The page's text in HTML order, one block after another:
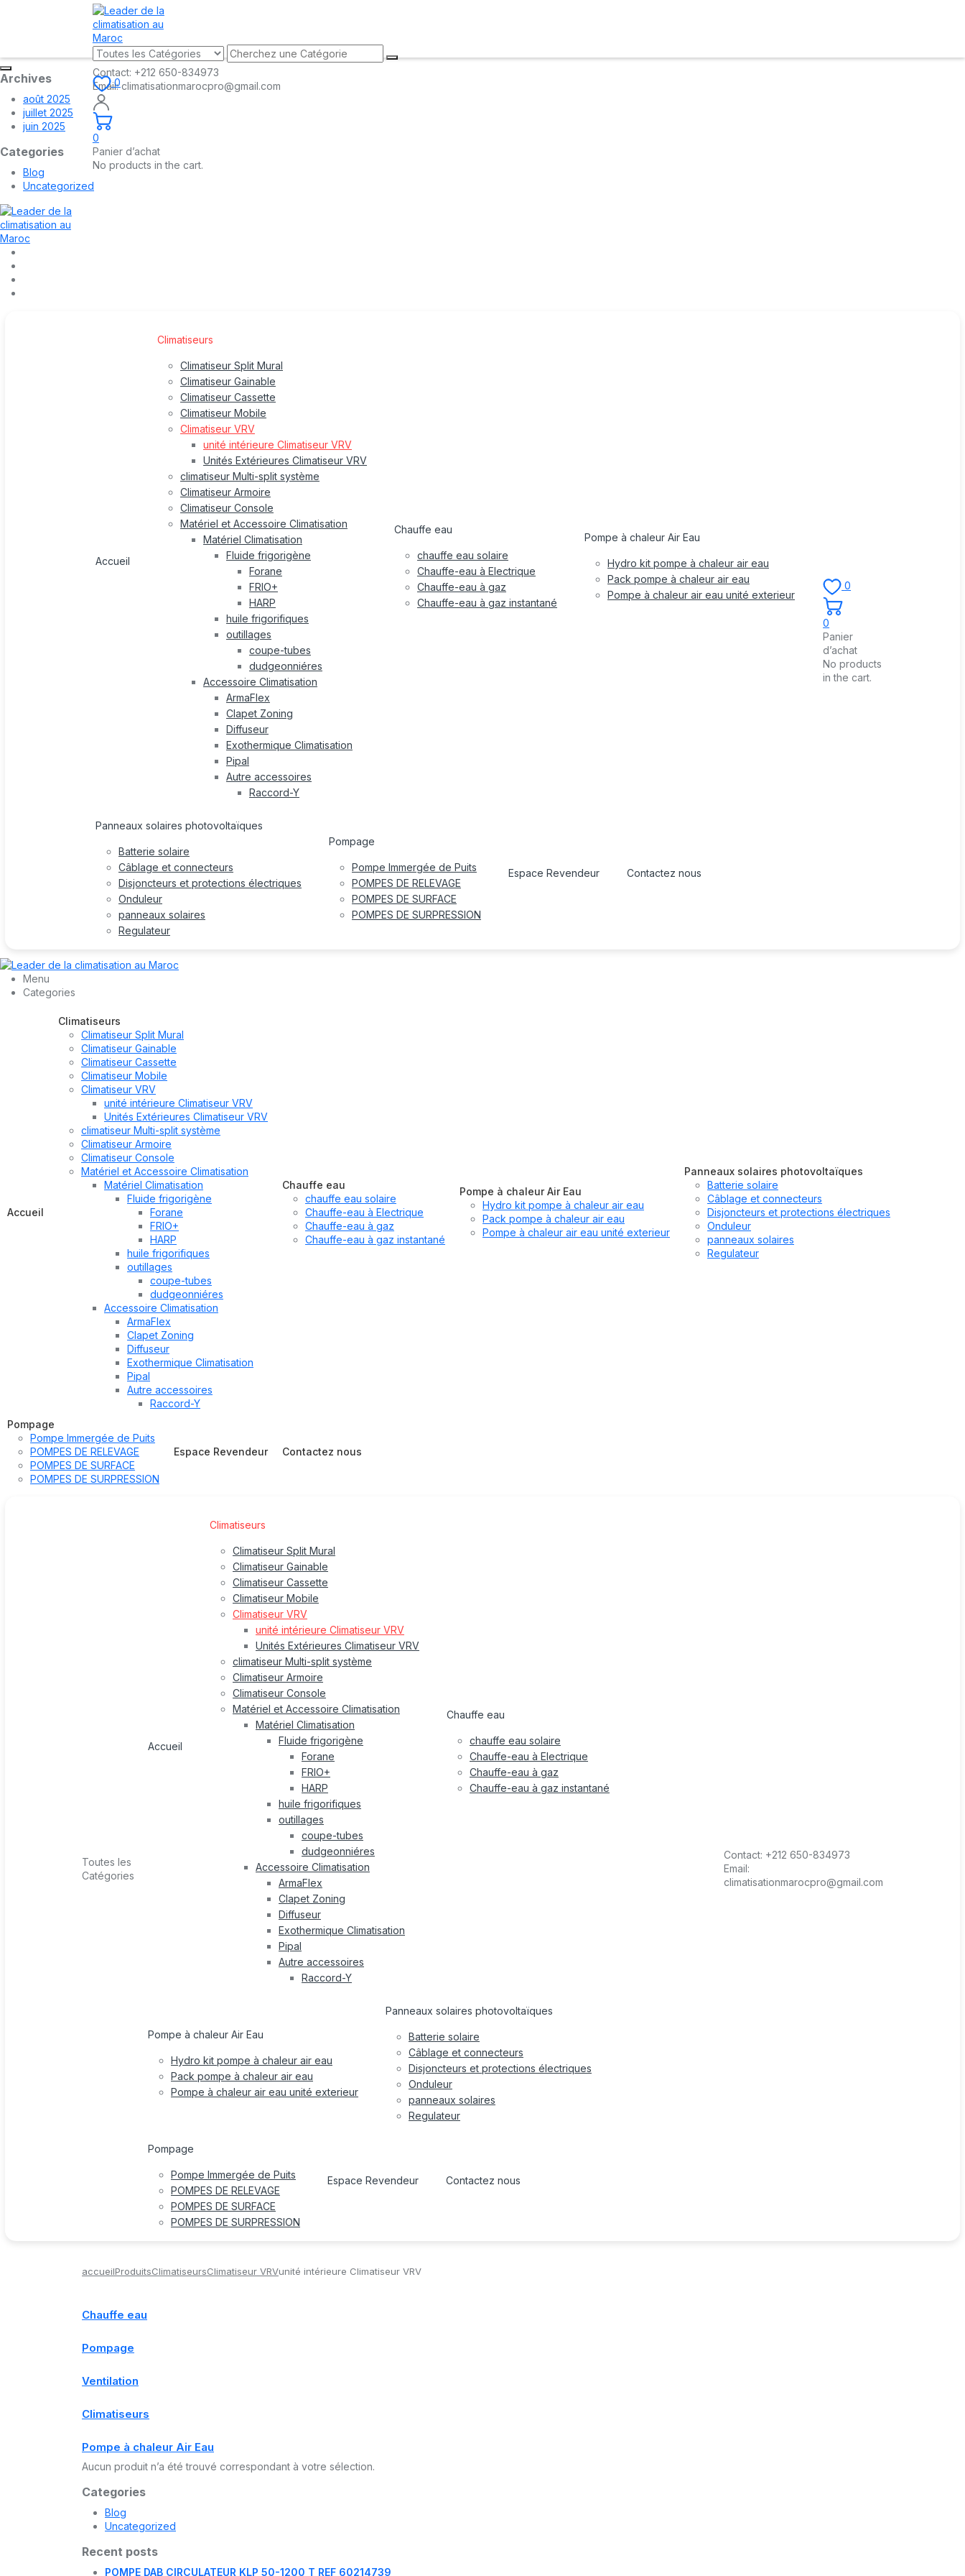
Archives
août 2025
juillet 2025
juin 2025
Categories
Blog
Uncategorized
Contact: +212 650-834973
Email:climatisationmarocpro@gmail.com
Accueil
Climatiseurs
Climatiseur Split Mural
Climatiseur Gainable
Climatiseur Cassette
Climatiseur Mobile
Climatiseur VRV
unité intérieure Climatiseur VRV
Unités Extérieures Climatiseur VRV
climatiseur Multi-split système
Climatiseur Armoire
Climatiseur Console
Matériel et Accessoire Climatisation
Matériel Climatisation
Fluide frigorigène
Forane
FRIO+
HARP
huile frigorifiques
outillages
coupe-tubes
dudgeonniéres
Accessoire Climatisation
ArmaFlex
Clapet Zoning
Diffuseur
Exothermique Climatisation
Pipal
Autre accessoires
Raccord-Y
Chauffe eau
chauffe eau solaire
Chauffe-eau à Electrique
Chauffe-eau à gaz
Chauffe-eau à gaz instantané
Pompe à chaleur Air Eau
Hydro kit pompe à chaleur air eau
Pack pompe à chaleur air eau
Pompe à chaleur air eau unité exterieur
Panneaux solaires photovoltaïques
Batterie solaire
Câblage et connecteurs
Disjoncteurs et protections électriques
Onduleur
panneaux solaires
Regulateur
Pompage
Pompe Immergée de Puits
POMPES DE RELEVAGE
POMPES DE SURFACE
POMPES DE SURPRESSION
Espace Revendeur Contactez nous
0
0
Panier
d’achat
No products
in the cart.
Menu
Categories
Accueil
Climatiseurs
Climatiseur Split Mural
Climatiseur Gainable
Climatiseur Cassette
Climatiseur Mobile
Climatiseur VRV
unité intérieure Climatiseur VRV
Unités Extérieures Climatiseur VRV
climatiseur Multi-split système
Climatiseur Armoire
Climatiseur Console
Matériel et Accessoire Climatisation
Matériel Climatisation
Fluide frigorigène
Forane
FRIO+
HARP
huile frigorifiques
outillages
coupe-tubes
dudgeonniéres
Accessoire Climatisation
ArmaFlex
Clapet Zoning
Diffuseur
Exothermique Climatisation
Pipal
Autre accessoires
Raccord-Y
Chauffe eau
chauffe eau solaire
Chauffe-eau à Electrique
Chauffe-eau à gaz
Chauffe-eau à gaz instantané
Pompe à chaleur Air Eau
Hydro kit pompe à chaleur air eau
Pack pompe à chaleur air eau
Pompe à chaleur air eau unité exterieur
Panneaux solaires photovoltaïques
Batterie solaire
Câblage et connecteurs
Disjoncteurs et protections électriques
Onduleur
panneaux solaires
Regulateur
Pompage
Pompe Immergée de Puits
POMPES DE RELEVAGE
POMPES DE SURFACE
POMPES DE SURPRESSION
Espace Revendeur Contactez nous
0
0
Panier d’achat
No products in the cart.
Toutes les
Catégories
Accueil
Climatiseurs
Climatiseur Split Mural
Climatiseur Gainable
Climatiseur Cassette
Climatiseur Mobile
Climatiseur VRV
unité intérieure Climatiseur VRV
Unités Extérieures Climatiseur VRV
climatiseur Multi-split système
Climatiseur Armoire
Climatiseur Console
Matériel et Accessoire Climatisation
Matériel Climatisation
Fluide frigorigène
Forane
FRIO+
HARP
huile frigorifiques
outillages
coupe-tubes
dudgeonniéres
Accessoire Climatisation
ArmaFlex
Clapet Zoning
Diffuseur
Exothermique Climatisation
Pipal
Autre accessoires
Raccord-Y
Chauffe eau
chauffe eau solaire
Chauffe-eau à Electrique
Chauffe-eau à gaz
Chauffe-eau à gaz instantané
Pompe à chaleur Air Eau
Hydro kit pompe à chaleur air eau
Pack pompe à chaleur air eau
Pompe à chaleur air eau unité exterieur
Panneaux solaires photovoltaïques
Batterie solaire
Câblage et connecteurs
Disjoncteurs et protections électriques
Onduleur
panneaux solaires
Regulateur
Pompage
Pompe Immergée de Puits
POMPES DE RELEVAGE
POMPES DE SURFACE
POMPES DE SURPRESSION
Espace Revendeur Contactez nous
Contact: +212 650-834973
Email:
climatisationmarocpro@gmail.com
accueilProduitsClimatiseursClimatiseur VRVunité intérieure Climatiseur VRV
Chauffe eau
Pompage
Ventilation
Climatiseurs
Pompe à chaleur Air Eau
Aucun produit n’a été trouvé correspondant à votre sélection.
Categories
Blog
Uncategorized
Recent posts
POMPE DAB CIRCULATEUR KLP 50-1200 T REF 60214739